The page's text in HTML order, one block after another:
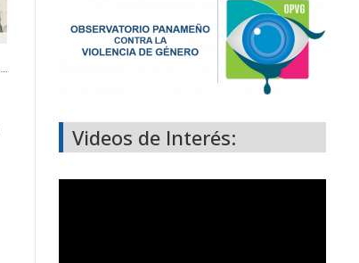
Videos de Interés: